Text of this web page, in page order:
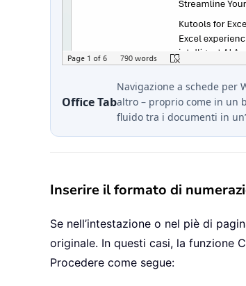
Office Tab
Navigazione a schede per
altro – proprio come in un
fluido tra i documenti in
Inserire il formato di
Se nell’intestazione o nel piè di
originale. In questi casi, la funzione
Procedere come segue: